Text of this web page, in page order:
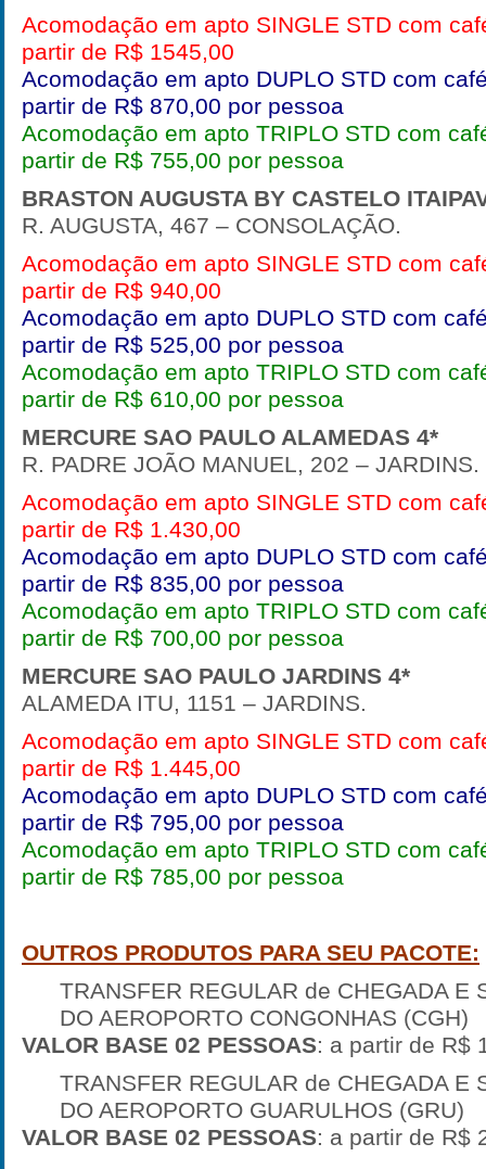
Acomodação em apto SINGLE STD com
partir de R$ 1545,00
Acomodação em apto DUPLO STD com
partir de R$ 870,00 por pessoa
Acomodação em apto TRIPLO STD com
partir de R$ 755,00 por pessoa
BRASTON AUGUSTA BY CASTELO
R. AUGUSTA, 467 – CONSOLAÇÃO.
Acomodação em apto SINGLE STD com
partir de R$ 940,00
Acomodação em apto DUPLO STD com
partir de R$ 525,00 por pessoa
Acomodação em apto TRIPLO STD com
partir de R$ 610,00 por pessoa
MERCURE SAO PAULO ALAMEDAS 4*
R. PADRE JOÃO MANUEL, 202 – JARDINS.
Acomodação em apto SINGLE STD com
partir de R$ 1.430,00
Acomodação em apto DUPLO STD com
partir de R$ 835,00 por pessoa
Acomodação em apto TRIPLO STD com
partir de R$ 700,00 por pessoa
MERCURE SAO PAULO JARDINS 4*
ALAMEDA ITU, 1151 – JARDINS.
Acomodação em apto SINGLE STD com
partir de R$ 1.445,00
Acomodação em apto DUPLO STD com
partir de R$ 795,00 por pessoa
Acomodação em apto TRIPLO STD com
partir de R$ 785,00 por pessoa
OUTROS PRODUTOS PARA SEU PACOTE:
TRANSFER REGULAR de CHEGADA E
DO AEROPORTO CONGONHAS (CGH)
VALOR BASE 02 PESSOAS: a partir de R$
TRANSFER REGULAR de CHEGADA E
DO AEROPORTO GUARULHOS (GRU)
VALOR BASE 02 PESSOAS: a partir de R$